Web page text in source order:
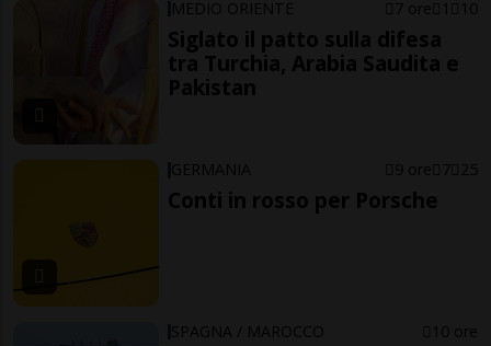
MEDIO ORIENTE 7 ore 1 10
Siglato il patto sulla difesa
tra Turchia, Arabia Saudita e
Pakistan
GERMANIA 9 ore 7 25
Conti in rosso per Porsche
SPAGNA / MAROCCO 10 ore